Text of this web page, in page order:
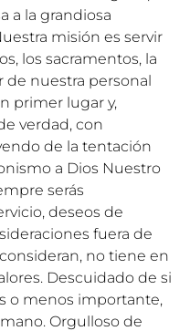
a la grandiosa
misión es servir
los sacramentos, la
de nuestra personal
primer lugar y,
verdad, con
de la tentación
a Dios Nuestro
serás
deseos de
fuera de
no tiene en
Descuidado de si
o menos importante,
Orgulloso de